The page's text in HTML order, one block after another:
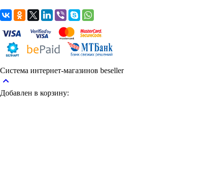
Система интернет-магазинов beseller
keyboard_arrow_up
Добавлен в корзину: